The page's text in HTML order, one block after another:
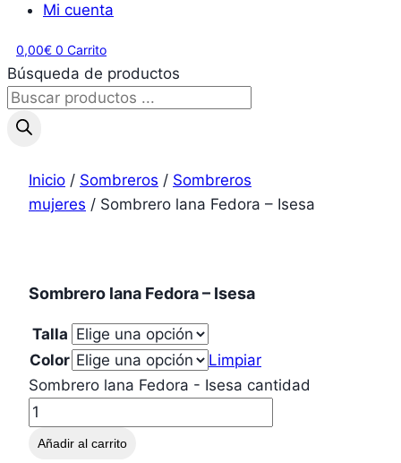
Mi cuenta
0,00€ 0 Carrito
Búsqueda de productos
Inicio / Sombreros / Sombreros
mujeres / Sombrero lana Fedora – Isesa
Sombrero lana Fedora – Isesa
Talla
Color
Limpiar
Sombrero lana Fedora - Isesa cantidad
Añadir al carrito